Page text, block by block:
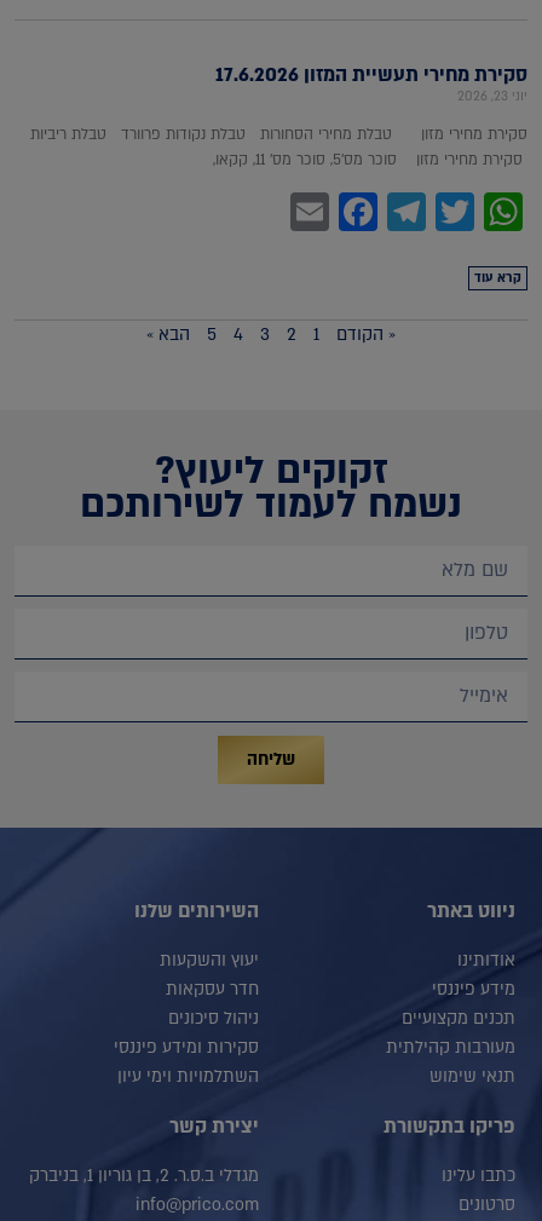
סקירת מחירי תעשיית המזון 17.6.2026
יוני 23, 2026
סקירת מחירי מזון טבלת מחירי הסחורות טבלת נקודות פרוורד טבלת ריביות
סקירת מחירי מזון סוכר מס'5, סוכר מס' 11, קקאו,
WhatsApp
Twitter
Telegram
Facebook
קרא עוד
« הקודם 1
2
3
4
5 הבא »
זקוקים ליעוץ?
נשמח לעמוד לשירותכם
שליחה
ניווט באתר
אודותינו
מידע פיננסי
תכנים מקצועיים
מעורבות קהילתית
תנאי שימוש
השירותים שלנו
יעוץ והשקעות
חדר עסקאות
ניהול סיכונים
סקירות ומידע פיננסי
השתלמויות וימי עיון
פריקו בתקשורת
כתבו עלינו
סרטונים
יצירת קשר
מגדלי ב.ס.ר. 2, בן גוריון 1, בניברק
info@prico.com